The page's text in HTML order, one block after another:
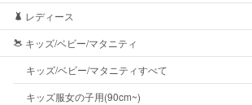
レディース
キッズ/ベビー/マタニティ
キッズ/ベビー/マタニティすべて
キッズ服女の子用(90cm~)